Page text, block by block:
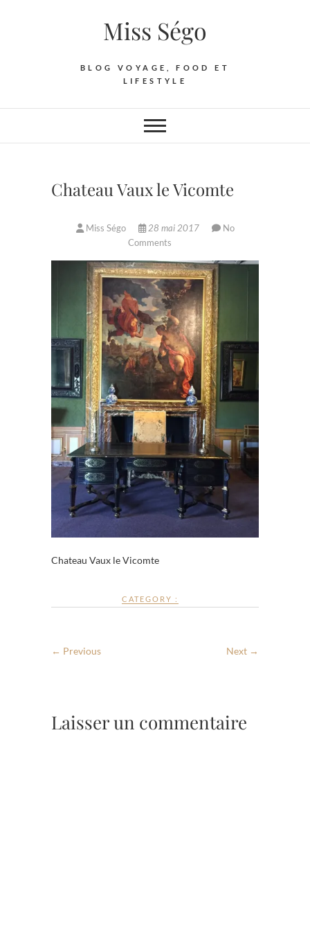
Miss Ségo
BLOG VOYAGE, FOOD ET
LIFESTYLE
Chateau Vaux le Vicomte
Miss Ségo 28 mai 2017
No
Comments
Chateau Vaux le Vicomte
CATEGORY :
← Previous Next →
Laisser un commentaire